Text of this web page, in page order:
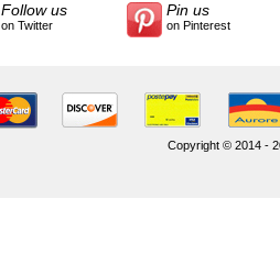
Follow us
on Twitter
Pin us
on Pinterest
Copyright © 2014 -